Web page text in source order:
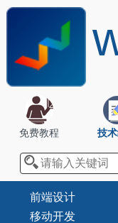
免费教程 技
前端设计
移动开发